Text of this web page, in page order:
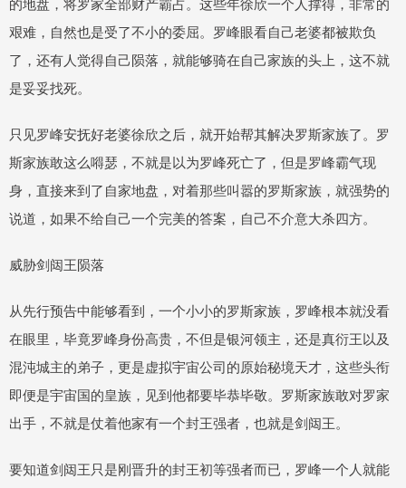
艰难，自然也是受了不小的委屈。罗峰眼看自己老婆都被欺负
了，还有人觉得自己陨落，就能够骑在自己家族的头上，这不就
是妥妥找死。
只见罗峰安抚好老婆徐欣之后，就开始帮其解决罗斯家族了。罗
斯家族敢这么嘚瑟，不就是以为罗峰死亡了，但是罗峰霸气现
身，直接来到了自家地盘，对着那些叫嚣的罗斯家族，就强势的
说道，如果不给自己一个完美的答案，自己不介意大杀四方。
威胁剑闼王陨落
从先行预告中能够看到，一个小小的罗斯家族，罗峰根本就没看
在眼里，毕竟罗峰身份高贵，不但是银河领主，还是真衍王以及
混沌城主的弟子，更是虚拟宇宙公司的原始秘境天才，这些头衔
即便是宇宙国的皇族，见到他都要毕恭毕敬。罗斯家族敢对罗家
出手，不就是仗着他家有一个封王强者，也就是剑闼王。
要知道剑闼王只是刚晋升的封王初等强者而已，罗峰一个人就能